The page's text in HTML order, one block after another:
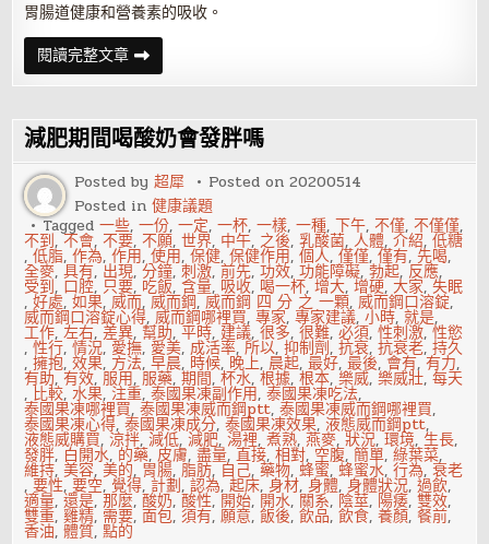
胃腸道健康和營養素的吸收。
閱讀完整文章益
生
菌
乳
酸
菌
的
嗎？
減肥期間喝酸奶會發胖嗎
Posted by超犀 Posted on20200514
Posted in健康議題
Tagged一些,一份,一定,一杯,一樣,一種,下午,不僅,不僅僅,
不到,不會,不要,不願,世界, 中午, 之後,乳酸菌,人體,介紹,低糖
,低脂,作為,作用,使用,保健,保健作用,個人,僅僅,僅有,先喝,
全麥,具有, 出現,分鐘,刺激,前先,功效,功能障礙,勃起, 反應,
受到, 口腔, 只要, 吃飯,含量, 吸收, 喝一杯,增大,增硬,大家,失眠
,好處,如果,威而,威而鋼,威而鋼 四 分 之 一顆,威而鋼口溶錠,
威而鋼口溶錠心得,威而鋼哪裡買,專家,專家建議,小時,就是,
工作,左右,差異,幫助,平時, 建議,很多,很難,必須,性刺激,性慾
,性行,情況, 愛撫, 愛美, 成活率,所以,抑制劑,抗衰,抗衰老,持久
,擁抱,效果, 方法,早晨, 時候, 晚上, 晨起,最好,最後, 會有,有力,
有助,有效,服用,服藥,期間,杯水,根據,根本,樂威,樂威壯,每天
, 比較,水果, 注重,泰國果凍副作用,泰國果凍吃法,
泰國果凍哪裡買,泰國果凍威而鋼ptt,泰國果凍威而鋼哪裡買,
泰國果凍心得,泰國果凍成分,泰國果凍效果,液態威而鋼ptt,
液態威購買,涼拌,減低,減肥,湯裡,煮熟,燕麥,狀況,環境,生長,
發胖, 白開水, 的藥,皮膚,盡量,直接,相對, 空腹,簡單,綠葉菜,
維持,美容,美的, 胃腸,脂肪, 自己,藥物,蜂蜜,蜂蜜水,行為,衰老
,要性,要空, 覺得,計劃,認為,起床,身材,身體,身體狀況,過飲,
適量,還是,那麼,酸奶,酸性, 開始, 開水, 關系, 陰莖, 陽痿,雙效,
雙重,雞精, 需要,面包,須有,願意,飯後,飲品,飲食,養顏,餐前,
香油,體質,點的